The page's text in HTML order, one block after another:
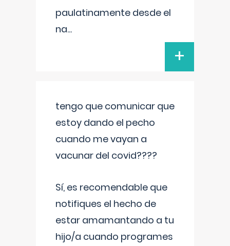
paulatinamente desde el
na...
+
tengo que comunicar que
estoy dando el pecho
cuando me vayan a
vacunar del covid????
Sí, es recomendable que
notifiques el hecho de
estar amamantando a tu
hijo/a cuando programes